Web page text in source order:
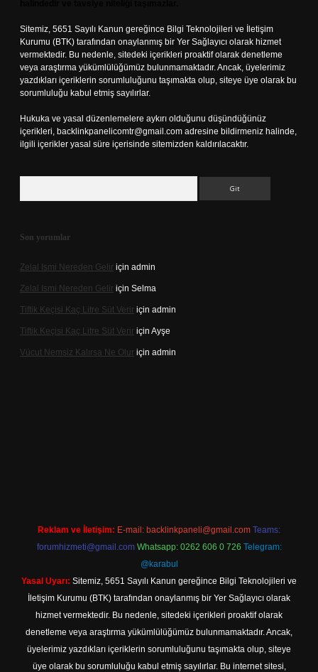
Sitemiz, 5651 Sayılı Kanun gereğince Bilgi Teknolojileri ve İletişim
Kurumu (BTK) tarafından onaylanmış bir Yer Sağlayıcı olarak hizmet
vermektedir. Bu nedenle, sitedeki içerikleri proaktif olarak denetleme
veya araştırma yükümlülüğümüz bulunmamaktadır. Ancak, üyelerimiz
yazdıkları içeriklerin sorumluluğunu taşımakta olup, siteye üye olarak bu
sorumluluğu kabul etmiş sayılırlar.
Hukuka ve yasal düzenlemelere aykırı olduğunu düşündüğünüz
içerikleri, backlinkpanelicomtr@gmail.com adresine bildirmeniz halinde,
ilgili içerikler yasal süre içerisinde sitemizden kaldırılacaktır.
Son yorumlar
Zelal Ismi Nereden Gelir için admin
Zelal Ismi Nereden Gelir için Selma
Tiftik Keçisi Kaç Litre Süt Verir için admin
Tiftik Keçisi Kaç Litre Süt Verir için Ayşe
Vücut Nemsiz Kalırsa Ne Olur için admin
Reklam ve İletişim: E-mail: backlinkpaneli@gmail.com Teams:
forumhizmeti@gmail.com Whatsapp: 0262 606 0 726 Telegram:
@karabul
Yasal Uyarı: Sitemiz, 5651 Sayılı Kanun gereğince Bilgi Teknolojileri ve
İletişim Kurumu (BTK) tarafından onaylanmış bir Yer Sağlayıcı olarak
hizmet vermektedir. Bu nedenle, sitedeki içerikleri proaktif olarak
denetleme veya araştırma yükümlülüğümüz bulunmamaktadır. Ancak,
üyelerimiz yazdıkları içeriklerin sorumluluğunu taşımakta olup, siteye
üye olarak bu sorumluluğu kabul etmiş sayılırlar. Bu internet sitesi,